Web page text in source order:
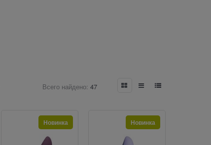
Всего найдено: 47
Новинка Новинка